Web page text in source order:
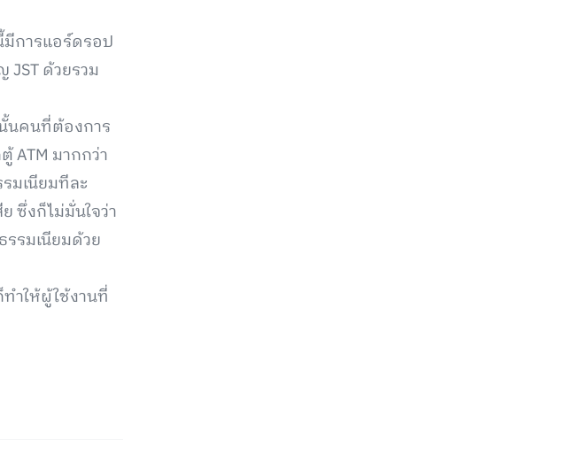
มีการแอร์ดรอป
ด้วยรวม
นคนที่ต้องการ
ATM มากกว่า
มเนียมทีละ
ซึ่งก็ไม่มั่นใจว่า
รรมเนียมด้วย
ำให้ผู้ใช้งานที่